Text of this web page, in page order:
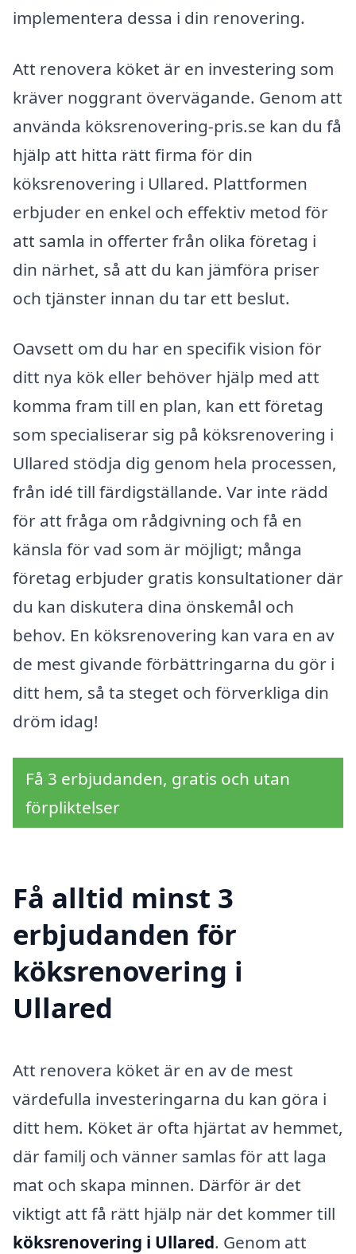
implementera dessa i din renovering.
Att renovera köket är en investering som
kräver noggrant övervägande. Genom att
använda köksrenovering-pris.se kan du få
hjälp att hitta rätt firma för din
köksrenovering i Ullared. Plattformen
erbjuder en enkel och effektiv metod för
att samla in offerter från olika företag i
din närhet, så att du kan jämföra priser
och tjänster innan du tar ett beslut.
Oavsett om du har en specifik vision för
ditt nya kök eller behöver hjälp med att
komma fram till en plan, kan ett företag
som specialiserar sig på köksrenovering i
Ullared stödja dig genom hela processen,
från idé till färdigställande. Var inte rädd
för att fråga om rådgivning och få en
känsla för vad som är möjligt; många
företag erbjuder gratis konsultationer där
du kan diskutera dina önskemål och
behov. En köksrenovering kan vara en av
de mest givande förbättringarna du gör i
ditt hem, så ta steget och förverkliga din
dröm idag!
Få 3 erbjudanden, gratis och utan
förpliktelser
Få alltid minst 3
erbjudanden för
köksrenovering i
Ullared
Att renovera köket är en av de mest
värdefulla investeringarna du kan göra i
ditt hem. Köket är ofta hjärtat av hemmet,
där familj och vänner samlas för att laga
mat och skapa minnen. Därför är det
viktigt att få rätt hjälp när det kommer till
köksrenovering i Ullared. Genom att